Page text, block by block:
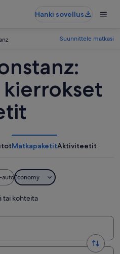
Hanki sovellus
Suunnittele matkasi
MatkapaketitAktiviteetit
autoEconomy
tai kohteita